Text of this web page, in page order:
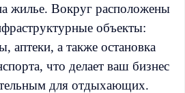
жилье. Вокруг расположены
объекты:
аптеки, а также остановка
что делает ваш бизнес
для отдыхающих.